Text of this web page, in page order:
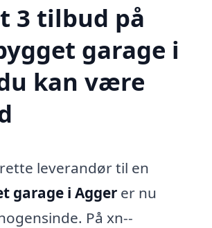
3 tilbud på
garage i
kan være
leverandør til en
garage i Agger er nu
På xn--